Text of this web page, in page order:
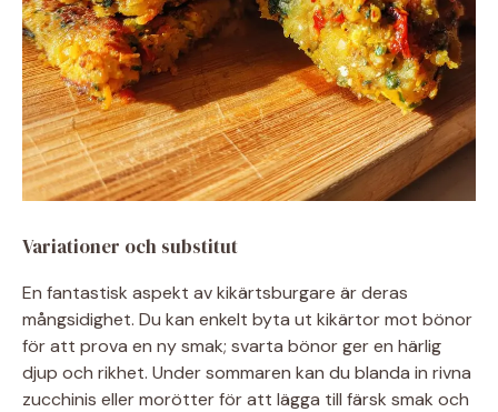
Variationer och substitut
En fantastisk aspekt av kikärtsburgare är deras
mångsidighet. Du kan enkelt byta ut kikärtor mot bönor
för att prova en ny smak; svarta bönor ger en härlig
djup och rikhet. Under sommaren kan du blanda in rivna
zucchinis eller morötter för att lägga till färsk smak och